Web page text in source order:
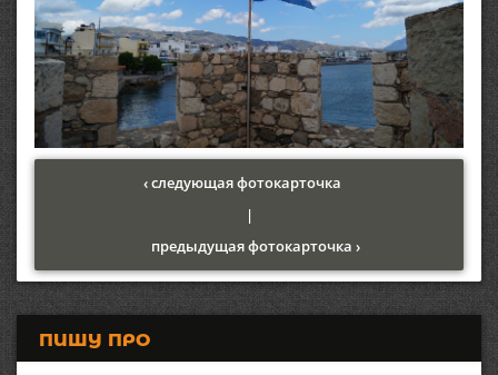
‹ следующая фотокарточка
|
предыдущая фотокарточка ›
ПИШУ ПРО